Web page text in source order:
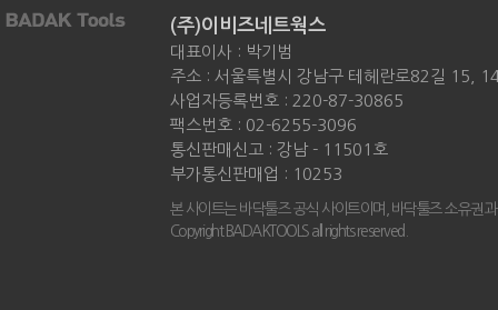
(주)이비즈네트웍스
대표이사 : 박기범
주소 : 서울특별시 강남구 테헤란로82길 15,
사업자등록번호 : 220-87-30865
팩스번호 : 02-6255-3096
통신판매신고 : 강남 - 11501호
부가통신판매업 : 10253
본 사이트는 바닥툴즈 공식 사이트이며, 바닥툴즈 소유권
Copyright BADAKTOOLS all rights reserved.